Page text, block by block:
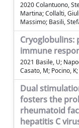
2020 Colantuono,
Martina; Collalti,
Massimo; Basili,
Cryoglobulins:
immune
2021 Basile, U;
Casato, M; Pocino,
Dual
fosters the
rheumatoid
hepatitis C